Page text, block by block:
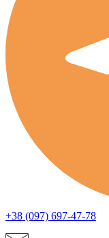
+38 (097) 697-47-78